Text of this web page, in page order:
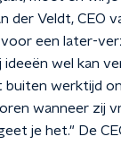
der Veldt, CEO
voor een later-
wel kan
buiten werktijd
wanneer zij
je het." De